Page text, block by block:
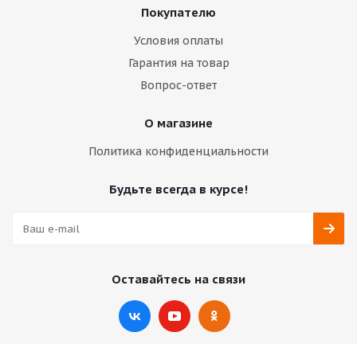
Покупателю
Условия оплаты
Гарантия на товар
Вопрос-ответ
О магазине
Политика конфиденциальности
Будьте всегда в курсе!
Оставайтесь на связи